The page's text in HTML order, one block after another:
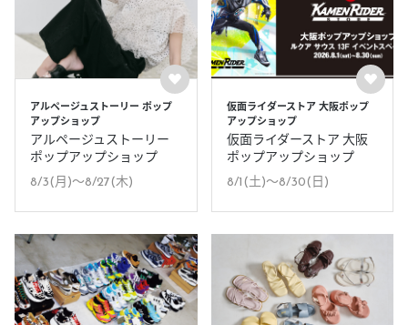
アルページュストーリー ポップ
アップショップ
アルページュストーリー
ポップアップショップ
8/3(月)〜8/27(木)
仮面ライダーストア 大阪ポップ
アップショップ
仮面ライダーストア 大阪
ポップアップショップ
8/1(土)〜8/30(日)